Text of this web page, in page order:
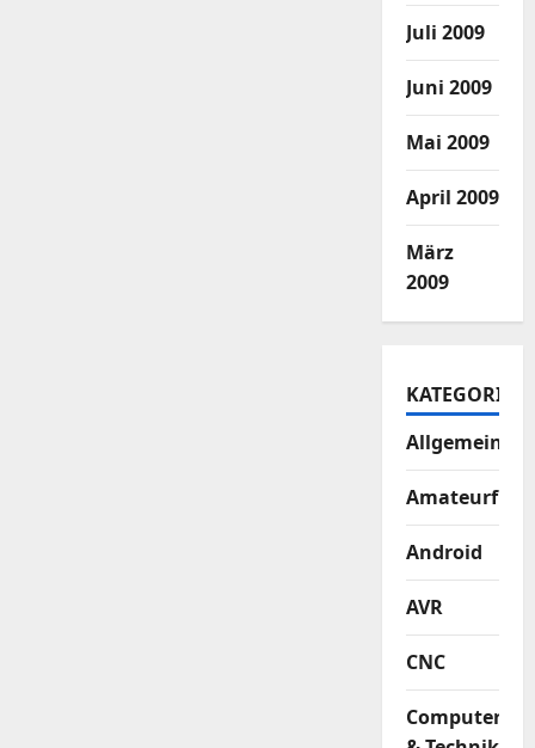
Juli 2009
Juni 2009
Mai 2009
April 2009
März
2009
KATEGORIEN
Allgemein
Amateurfunk
Android
AVR
CNC
Computer